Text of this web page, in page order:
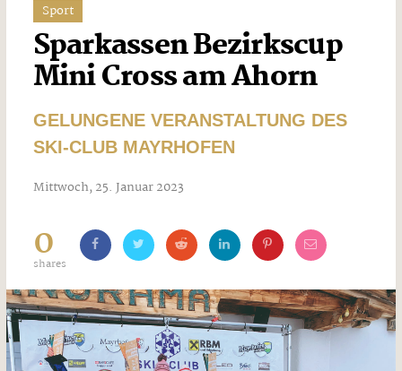
Sport
Sparkassen Bezirkscup
Mini Cross am Ahorn
GELUNGENE VERANSTALTUNG DES
SKI-CLUB MAYRHOFEN
Mittwoch, 25. Januar 2023
0
shares